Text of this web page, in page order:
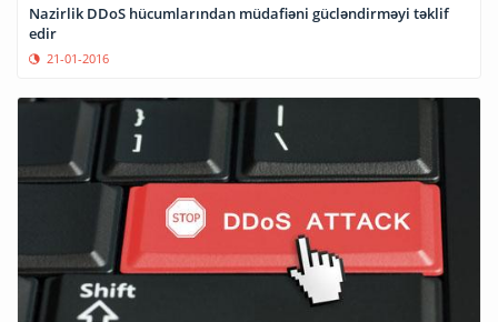
Nazirlik DDoS hücumlarından müdafiəni gücləndirməyi təklif
edir
21-01-2016